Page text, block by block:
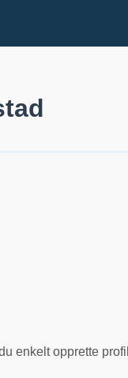
enkelt opprette profil